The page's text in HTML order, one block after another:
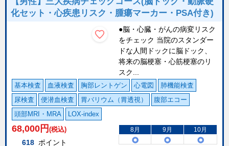
化セット・心疾患リスク・腫瘍マーカー・PSA付き)
●脳・心臓・がんの病変リスク
をチェック 当院のスタンダー
ドな人間ドックに脳ドック、
将来の脳梗塞・心筋梗塞のリ
スク...
基本検査 血液検査 胸部レントゲン 心電図
肺機能検査
尿検査
便潜血検査 胃バリウム（胃透視）
腹部エコー
頭部MRI・MRA
LOX-index
68,000 円 (税込)
618 ポイント
8月 9月 10月